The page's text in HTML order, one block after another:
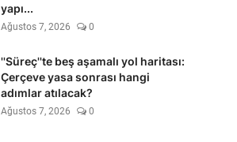
yapı...
Ağustos 7, 2026 0
''Süreç''te beş aşamalı yol haritası:
Çerçeve yasa sonrası hangi
adımlar atılacak?
Ağustos 7, 2026 0